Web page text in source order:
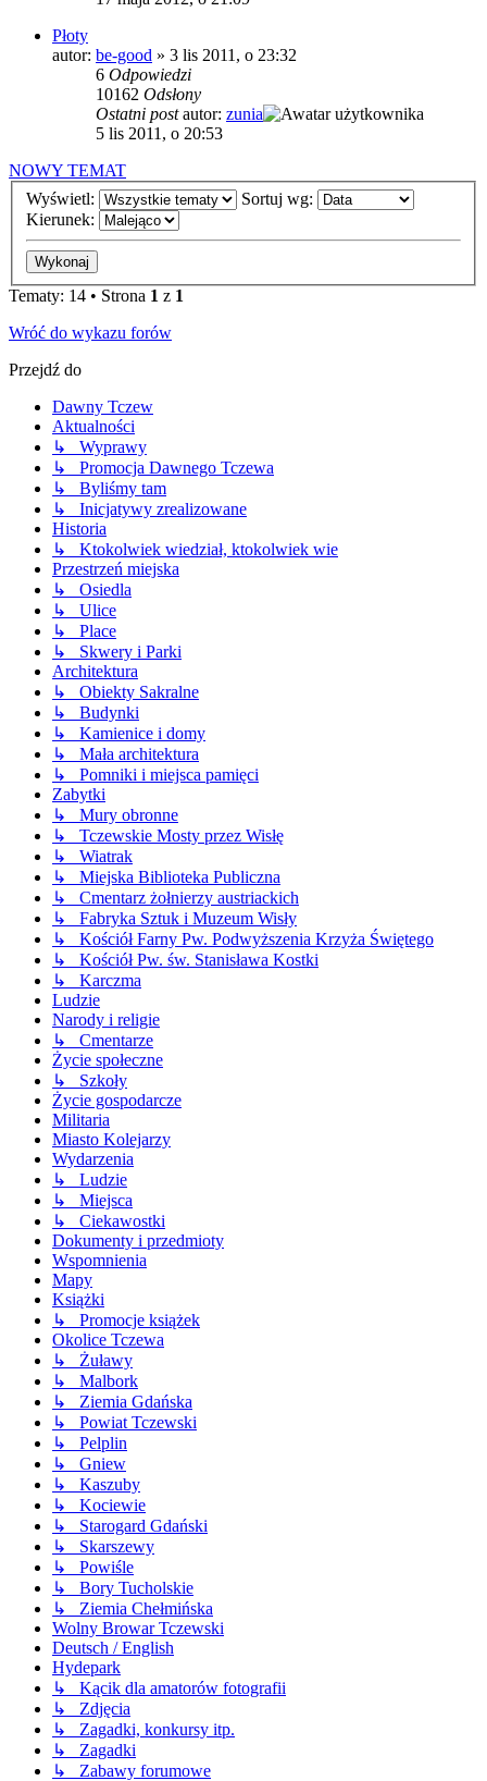
Płoty
autor: be-good » 3 lis 2011, o 23:32
6 Odpowiedzi
10162 Odsłony
Ostatni postautor: zunia
5 lis 2011, o 20:53
NOWY TEMAT
Wyświetl:
Sortuj wg:
Kierunek:
Tematy: 14 • Strona 1 z 1
Wróć do wykazu forów
Przejdź do
Dawny Tczew
Aktualności
↳ Wyprawy
↳ Promocja Dawnego Tczewa
↳ Byliśmy tam
↳ Inicjatywy zrealizowane
Historia
↳ Ktokolwiek wiedział, ktokolwiek wie
Przestrzeń miejska
↳ Osiedla
↳ Ulice
↳ Place
↳ Skwery i Parki
Architektura
↳ Obiekty Sakralne
↳ Budynki
↳ Kamienice i domy
↳ Mała architektura
↳ Pomniki i miejsca pamięci
Zabytki
↳ Mury obronne
↳ Tczewskie Mosty przez Wisłę
↳ Wiatrak
↳ Miejska Biblioteka Publiczna
↳ Cmentarz żołnierzy austriackich
↳ Fabryka Sztuk i Muzeum Wisły
↳ Kościół Farny Pw. Podwyższenia Krzyża Świętego
↳ Kościół Pw. św. Stanisława Kostki
↳ Karczma
Ludzie
Narody i religie
↳ Cmentarze
Życie społeczne
↳ Szkoły
Życie gospodarcze
Militaria
Miasto Kolejarzy
Wydarzenia
↳ Ludzie
↳ Miejsca
↳ Ciekawostki
Dokumenty i przedmioty
Wspomnienia
Mapy
Książki
↳ Promocje książek
Okolice Tczewa
↳ Żuławy
↳ Malbork
↳ Ziemia Gdańska
↳ Powiat Tczewski
↳ Pelplin
↳ Gniew
↳ Kaszuby
↳ Kociewie
↳ Starogard Gdański
↳ Skarszewy
↳ Powiśle
↳ Bory Tucholskie
↳ Ziemia Chełmińska
Wolny Browar Tczewski
Deutsch / English
Hydepark
↳ Kącik dla amatorów fotografii
↳ Zdjęcia
↳ Zagadki, konkursy itp.
↳ Zagadki
↳ Zabawy forumowe